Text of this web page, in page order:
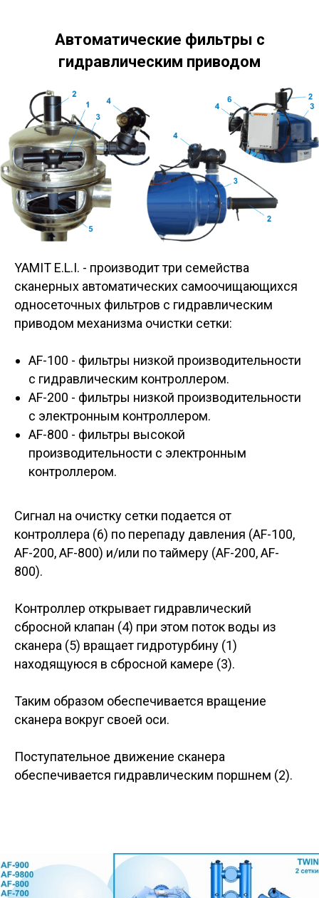
Автоматические фильтры с
гидравлическим приводом
YAMIT E.L.I. - производит три семейства
сканерных автоматических самоочищающихся
односеточных фильтров с гидравлическим
приводом механизма очистки сетки:
AF-100 - фильтры низкой производительности
с гидравлическим контроллером.
AF-200 - фильтры низкой производительности
с электронным контроллером.
AF-800 - фильтры высокой
производительности с электронным
контроллером.
Сигнал на очистку сетки подается от
контроллера (6) по перепаду давления (AF-100,
AF-200, AF-800) и/или по таймеру (AF-200, AF-
800).
Контроллер открывает гидравлический
сбросной клапан (4) при этом поток воды из
сканера (5) вращает гидротурбину (1)
находящуюся в сбросной камере (3).
Таким образом обеспечивается вращение
сканера вокруг своей оси.
Поступательное движение сканера
обеспечивается гидравлическим поршнем (2).